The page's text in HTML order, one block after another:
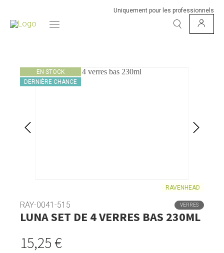
Uniquement pour les professionnels
EN STOCK
DERNIÈRE CHANCE
RAVENHEAD
RAY-0041-515 VERRES
LUNA SET DE 4 VERRES BAS 230ML
15,25 €